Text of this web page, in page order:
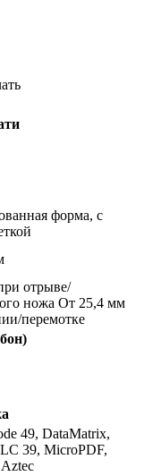
форма, с
отрыве/
ножа От 25,4 мм
перемотке
49, DataMatrix,
39, MicroPDF,